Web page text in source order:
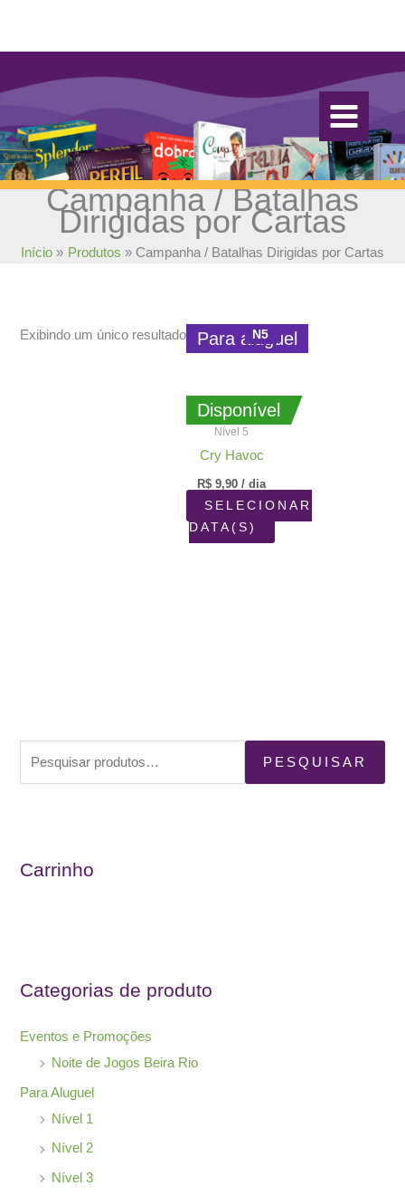
conteúdo
Campanha / Batalhas
Dirigidas por Cartas
Início Produtos Campanha / Batalhas Dirigidas por Cartas
Exibindo um único resultado
Disponível
Para aluguel
N5
Nível 5
Cry Havoc
R$ 9,90 / dia
SELECIONAR
DATA(S)
p
r
PESQUISAR
Carrinho
Categorias de produto
Eventos e Promoções
Noite de Jogos Beira Rio
Para Aluguel
Nível 1
Nível 2
Nível 3